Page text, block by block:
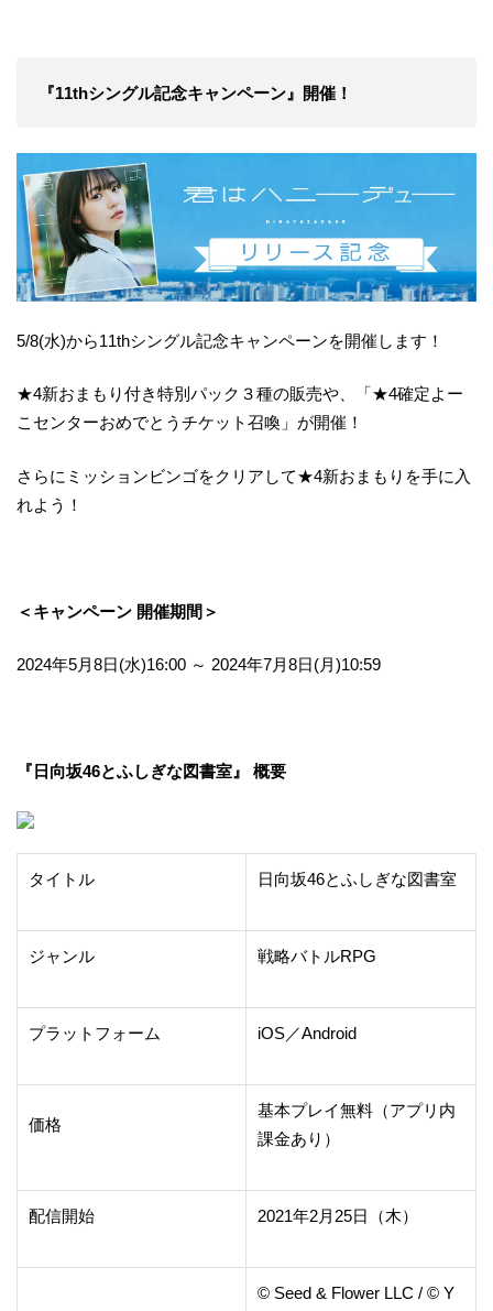
『11thシングル記念キャンペーン』開催！
5/8(水)から11thシングル記念キャンペーンを開催します！
★4新おまもり付き特別パック３種の販売や、「★4確定よー
こセンターおめでとうチケット召喚」が開催！
さらにミッションビンゴをクリアして★4新おまもりを手に入
れよう！
＜キャンペーン 開催期間＞
2024年5月8日(水)16:00 ～ 2024年7月8日(月)10:59
『日向坂46とふしぎな図書室』 概要
タイトル 日向坂46とふしぎな図書室
ジャンル 戦略バトルRPG
プラットフォーム iOS／Android
価格
基本プレイ無料（アプリ内
課金あり）
配信開始 2021年2月25日（木）
© Seed & Flower LLC / © Y